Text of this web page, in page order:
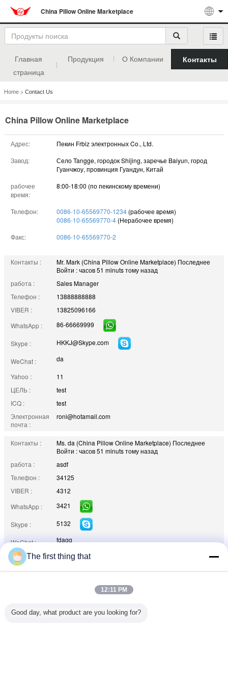
China Pillow Online Marketplace
Главная
страница
Продукция О Компании Контакты
Home > Contact Us
China Pillow Online Marketplace
Адрес:
Пекин Frbiz электронных Co., Ltd.
Завод:
Село Tangge, городок Shijing, заречье Baiyun, город
Гуанчжоу, провинция Гуандун, Китай
рабочее
время:
8:00-18:00 (по пекинскому времени)
Телефон: 0086-10-65569770-1234 (рабочее время)
0086-10-65569770-4 (Нерабочее время)
Факс:
0086-10-65569770-2
Контакты : Mr. Mark (China Pillow Online Marketplace) Последнее
Войти : часов 51 minuts тому назад
работа :
Sales Manager
Телефон :
13888888888
VIBER :
13825096166
WhatsApp :
86-66669999
Skype : HKKJ@Skype.com
WeChat : da
Yahoo :
11
ЦЕЛЬ :
test
ICQ :
test
Электронная
почта :
roni@hotamail.com
Контакты : Ms. da (China Pillow Online Marketplace) Последнее
Войти : часов 51 minuts тому назад
работа :
asdf
Телефон :
34125
VIBER :
4312
WhatsApp :
3421
Skype : 5132
WeChat : fdagg
Yahoo :
4321455
ЦЕЛЬ :
4312
The first thing that
12:11 PM
Good day, what product are you looking for?